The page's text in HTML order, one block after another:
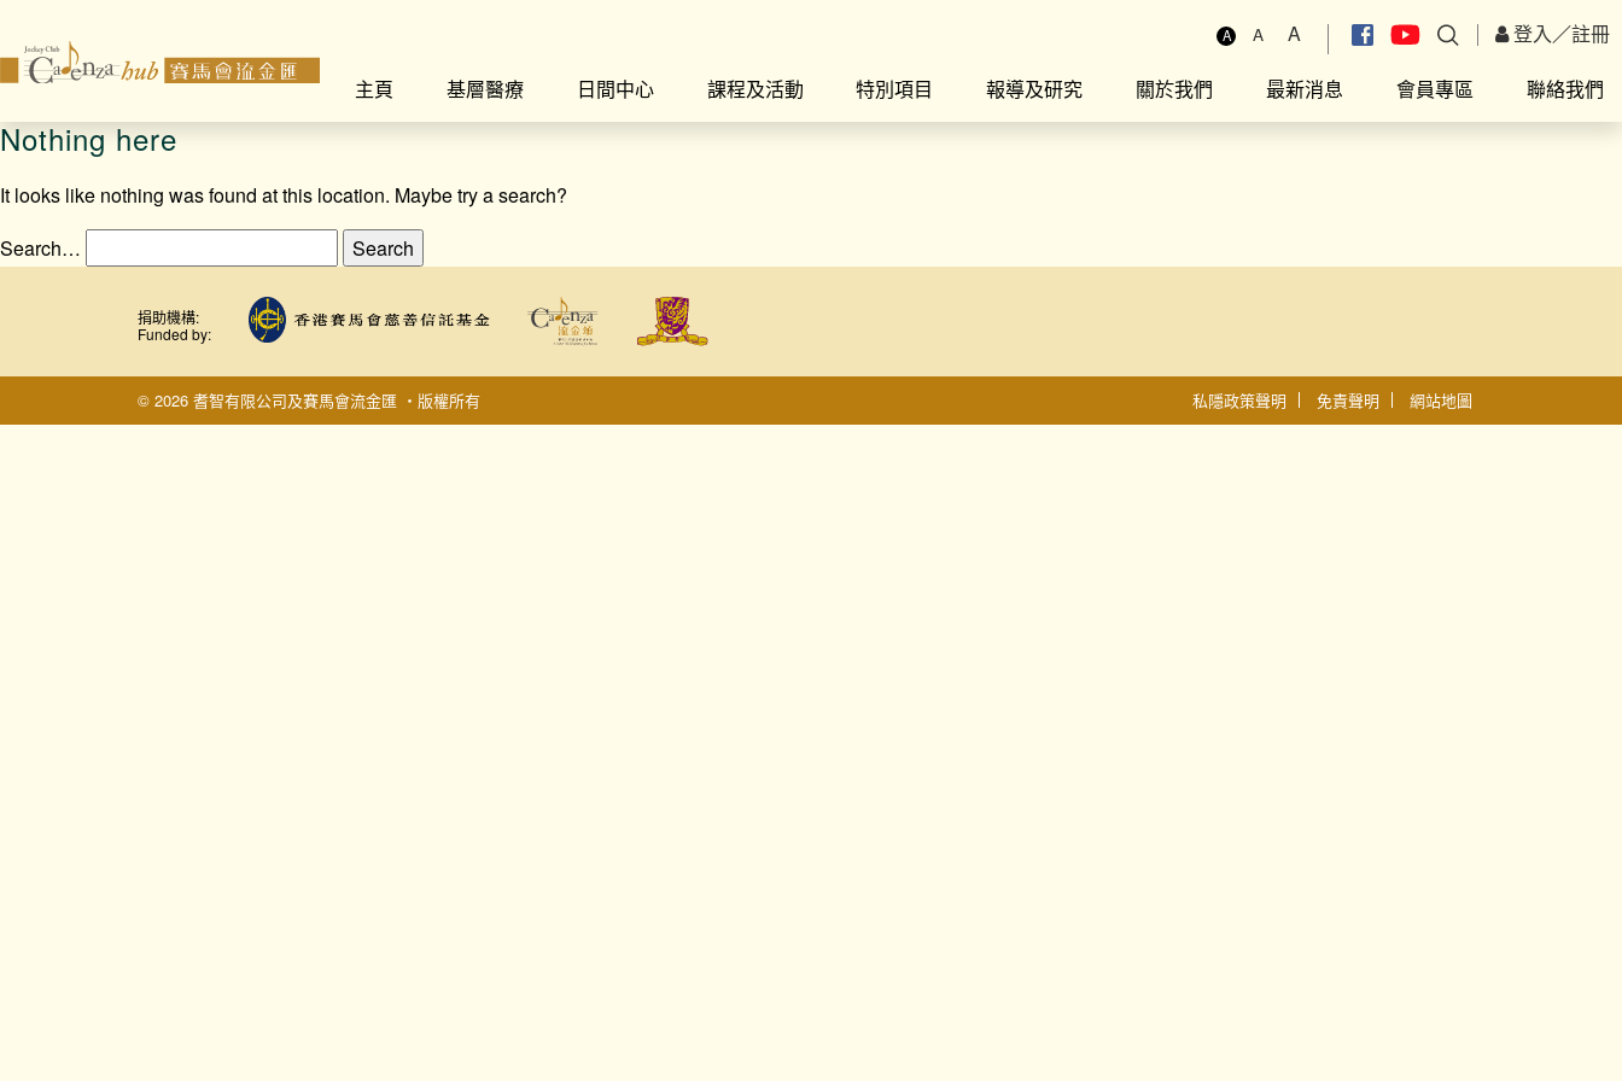
A A A 登入／註冊
主頁
基層醫療 日間中心 課程及活動 特別項目 報導及研究 關於我們 最新消息 會員專區 聯絡我們
Nothing here
It looks like nothing was found at this location. Maybe try a search?
Search…
捐助機構:
Funded by:
© 2026 耆智有限公司及賽馬會流金匯 ‧版權所有 私隱政策聲明 免責聲明 網站地圖